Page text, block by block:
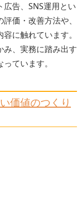
告、SNS運用とい
価・改善方法や、
に触れています。
み、実務に踏み出す
ています。
価値のつくり